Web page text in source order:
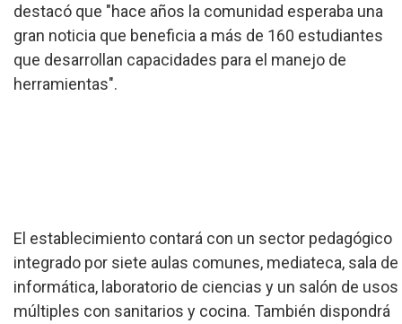
destacó que "hace años la comunidad esperaba una
gran noticia que beneficia a más de 160 estudiantes
que desarrollan capacidades para el manejo de
herramientas".
El establecimiento contará con un sector pedagógico
integrado por siete aulas comunes, mediateca, sala de
informática, laboratorio de ciencias y un salón de usos
múltiples con sanitarios y cocina. También dispondrá